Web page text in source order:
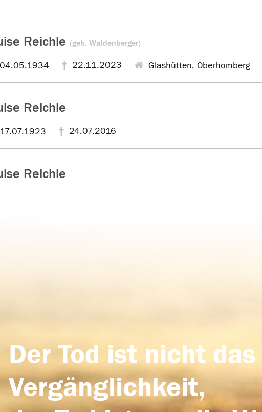
Reichle (geb. Waldenberger)
04.05.1934 22.11.2023 Glashütten, Oberhomberg
Reichle
17.07.1923 24.07.2016
Reichle
Der Tod ist nicht
Vergänglichkeit,